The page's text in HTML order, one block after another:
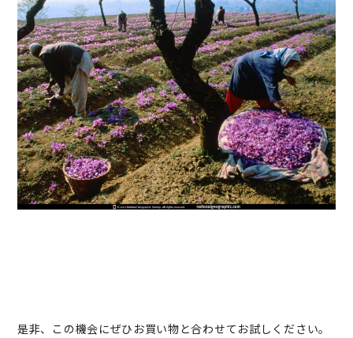
是非、この機会にぜひお買い物と合わせてお試しください。